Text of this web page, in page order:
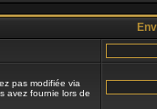
pas modifiée via
avez fournie lors de